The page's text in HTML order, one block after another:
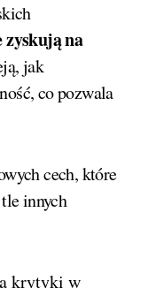
zyskują na
jak
co pozwala
cech, które
innych
krytyki w